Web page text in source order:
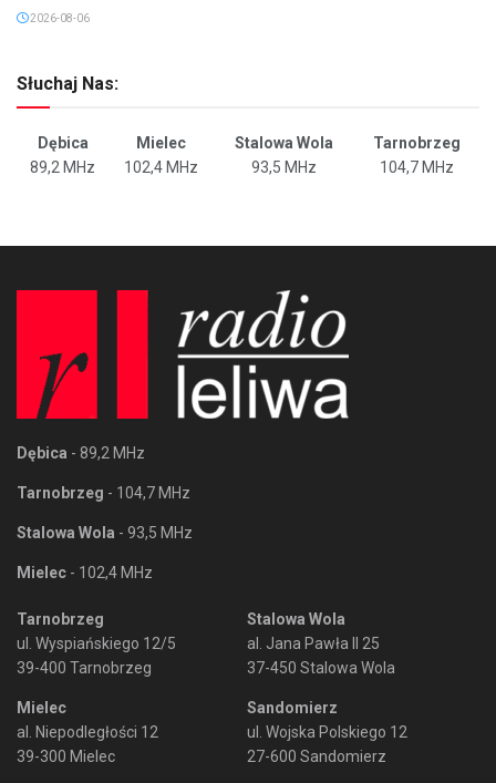
2026-08-06
Słuchaj Nas:
Dębica Mielec Stalowa Wola
Tarnobrzeg
89,2 MHz
102,4 MHz 93,5 MHz 104,7 MHz
Dębica - 89,2 MHz
Tarnobrzeg - 104,7 MHz
Stalowa Wola - 93,5 MHz
Mielec - 102,4 MHz
Tarnobrzeg
ul. Wyspiańskiego 12/5
39-400 Tarnobrzeg
Mielec
al. Niepodległości 12
39-300 Mielec
Stalowa Wola
al. Jana Pawła II 25
37-450 Stalowa Wola
Sandomierz
ul. Wojska Polskiego 12
27-600 Sandomierz